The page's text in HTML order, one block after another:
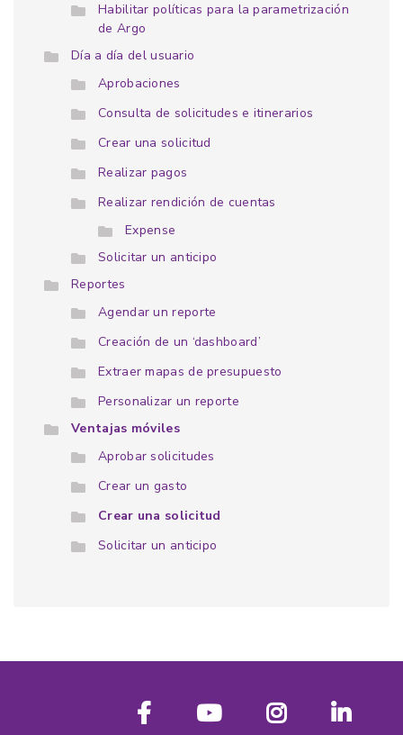
Habilitar políticas para la parametrización
de Argo
Día a día del usuario
Aprobaciones
Consulta de solicitudes e itinerarios
Crear una solicitud
Realizar pagos
Realizar rendición de cuentas
Expense
Solicitar un anticipo
Reportes
Agendar un reporte
Creación de un ‘dashboard’
Extraer mapas de presupuesto
Personalizar un reporte
Ventajas móviles
Aprobar solicitudes
Crear un gasto
Crear una solicitud
Solicitar un anticipo